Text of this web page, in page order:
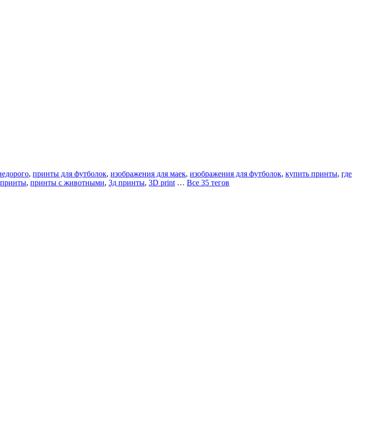
, принты для футболок, изображения для маек, изображения для футболок, купить принты, где
принты, принты с животными, 3д принты, 3D print … Все 35 тегов